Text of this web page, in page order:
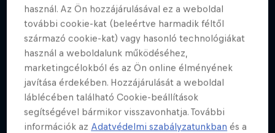
használ. Az Ön hozzájárulásával ez a weboldal
további cookie-kat (beleértve harmadik féltől
származó cookie-kat) vagy hasonló technológiákat
használ a weboldalunk működéséhez,
marketingcélokból és az Ön online élményének
javítása érdekében. Hozzájárulását a weboldal
láblécében található Cookie-beállítások
segítségével bármikor visszavonhatja. További
információk az Adatvédelmi szabályzatunkban és a